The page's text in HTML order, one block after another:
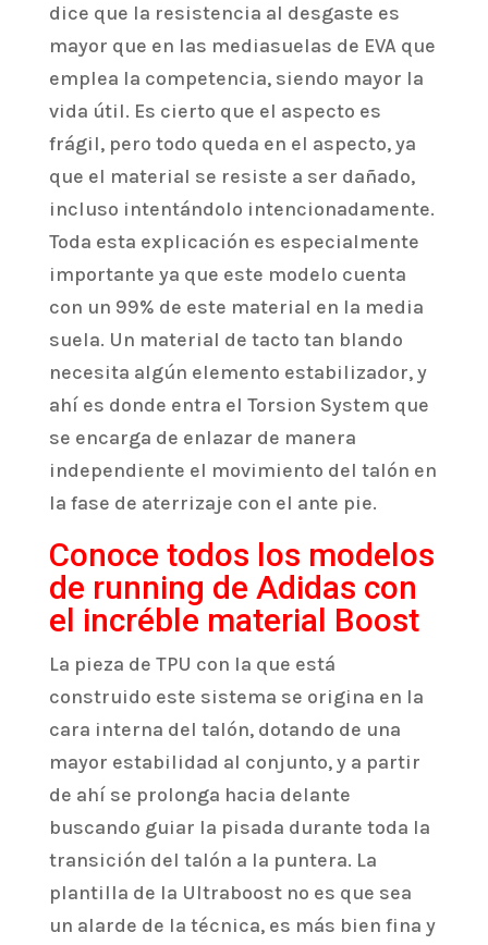
dice que la resistencia al desgaste es
mayor que en las mediasuelas de EVA que
emplea la competencia, siendo mayor la
vida útil. Es cierto que el aspecto es
frágil, pero todo queda en el aspecto, ya
que el material se resiste a ser dañado,
incluso intentándolo intencionadamente.
Toda esta explicación es especialmente
importante ya que este modelo cuenta
con un 99% de este material en la media
suela. Un material de tacto tan blando
necesita algún elemento estabilizador, y
ahí es donde entra el Torsion System que
se encarga de enlazar de manera
independiente el movimiento del talón en
la fase de aterrizaje con el ante pie.
Conoce todos los modelos
de running de Adidas con
el incréble material Boost
La pieza de TPU con la que está
construido este sistema se origina en la
cara interna del talón, dotando de una
mayor estabilidad al conjunto, y a partir
de ahí se prolonga hacia delante
buscando guiar la pisada durante toda la
transición del talón a la puntera. La
plantilla de la Ultraboost no es que sea
un alarde de la técnica, es más bien fina y